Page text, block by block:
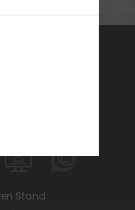
Stand: